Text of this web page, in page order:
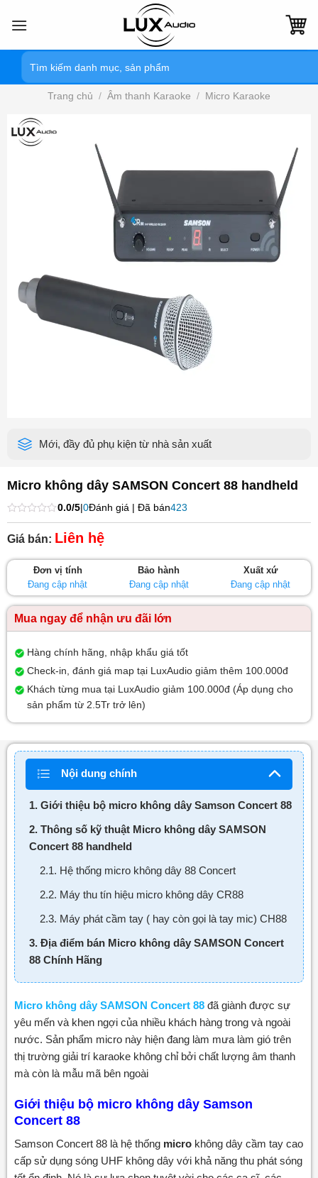
qua
Tìm
kiếm:
Trang chủ / Âm thanh Karaoke / Micro Karaoke
Mới, đầy đủ phụ kiện từ nhà sản xuất
Micro không dây SAMSON Concert 88 handheld
Được
xếp
hạng
5
0.0/5|0Đánh giá | Đã bán423
Giá bán: Liên hệ
Đơn vị tính
Đang cập nhật
Bảo hành
Đang cập nhật
Xuất xứ
Đang cập nhật
Mua ngay để nhận ưu đãi lớn
Hàng chính hãng, nhập khẩu giá tốt
Check-in, đánh giá map tại LuxAudio giảm thêm 100.000đ
Khách từng mua tại LuxAudio giảm 100.000đ (Áp dụng cho
sản phẩm từ 2.5Tr trở lên)
Nội dung chính
1. Giới thiệu bộ micro không dây Samson Concert 88
2. Thông số kỹ thuật Micro không dây SAMSON
Concert 88 handheld
2.1. Hệ thống micro không dây 88 Concert
2.2. Máy thu tín hiệu micro không dây CR88
2.3. Máy phát cầm tay ( hay còn gọi là tay mic) CH88
3. Địa điểm bán Micro không dây SAMSON Concert
88 Chính Hãng
Micro không dây SAMSON Concert 88đã giành được sự
yêu mến và khen ngợi của nhiều khách hàng trong và ngoài
nước. Sản phẩm micro này hiện đang làm mưa làm gió trên
thị trường giải trí karaoke không chỉ bởi chất lượng âm thanh
mà còn là mẫu mã bên ngoài
Giới thiệu bộ micro không dây Samson
Concert 88
Samson Concert 88 là hệ thống microkhông dây cầm tay cao
cấp sử dụng sóng UHF không dây với khả năng thu phát sóng